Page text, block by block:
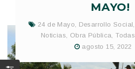
MAYO!
24 de Mayo, Desarrollo Social,
Noticias, Obra Pública, Todas
agosto 15, 2022